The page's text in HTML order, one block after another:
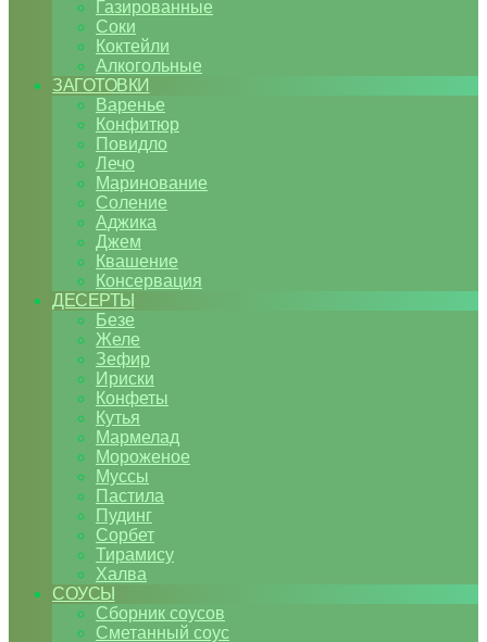
Газированные
Соки
Коктейли
Алкогольные
ЗАГОТОВКИ
Варенье
Конфитюр
Повидло
Лечо
Маринование
Соление
Аджика
Джем
Квашение
Консервация
ДЕСЕРТЫ
Безе
Желе
Зефир
Ириски
Конфеты
Кутья
Мармелад
Мороженое
Муссы
Пастила
Пудинг
Сорбет
Тирамису
Халва
СОУСЫ
Сборник соусов
Сметанный соус